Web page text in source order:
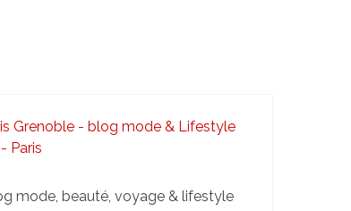
mode, beauté, voyage & lifestyle